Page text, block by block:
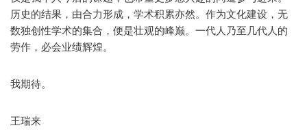
历史的结果，由合力形成，学术积累亦然。作为文化建设，无
数独创性学术的集合，便是壮观的峰巅。一代人乃至几代人的
劳作，必会业绩辉煌。
我期待。
王瑞来